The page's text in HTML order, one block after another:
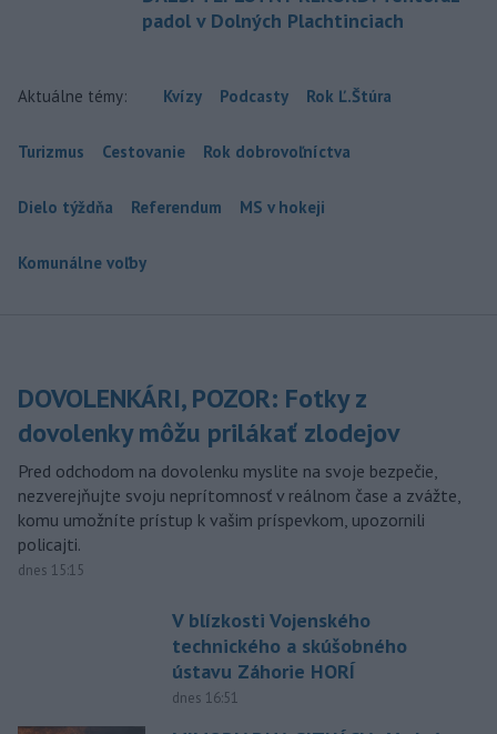
padol v Dolných Plachtinciach
Aktuálne témy: Kvízy Podcasty Rok Ľ.Štúra
Turizmus Cestovanie Rok dobrovoľníctva
Dielo týždňa Referendum MS v hokeji
Komunálne voľby
DOVOLENKÁRI, POZOR: Fotky z
dovolenky môžu prilákať zlodejov
Pred odchodom na dovolenku myslite na svoje bezpečie,
nezverejňujte svoju neprítomnosť v reálnom čase a zvážte,
komu umožníte prístup k vašim príspevkom, upozornili
policajti.
dnes 15:15
V blízkosti Vojenského
technického a skúšobného
ústavu Záhorie HORÍ
dnes 16:51